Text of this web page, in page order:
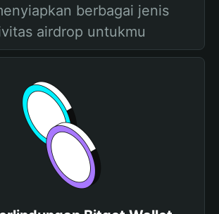
berbagai jenis
airdrop untukmu